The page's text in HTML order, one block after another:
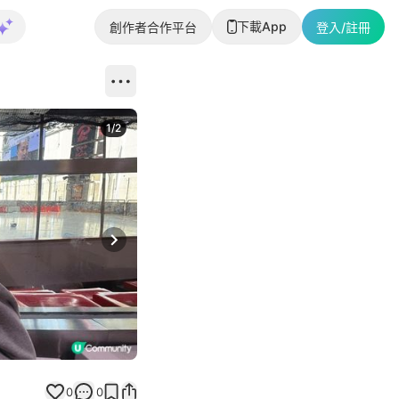
創作者合作平台 下載App 登入/註冊
Next slide
1/2
0 0